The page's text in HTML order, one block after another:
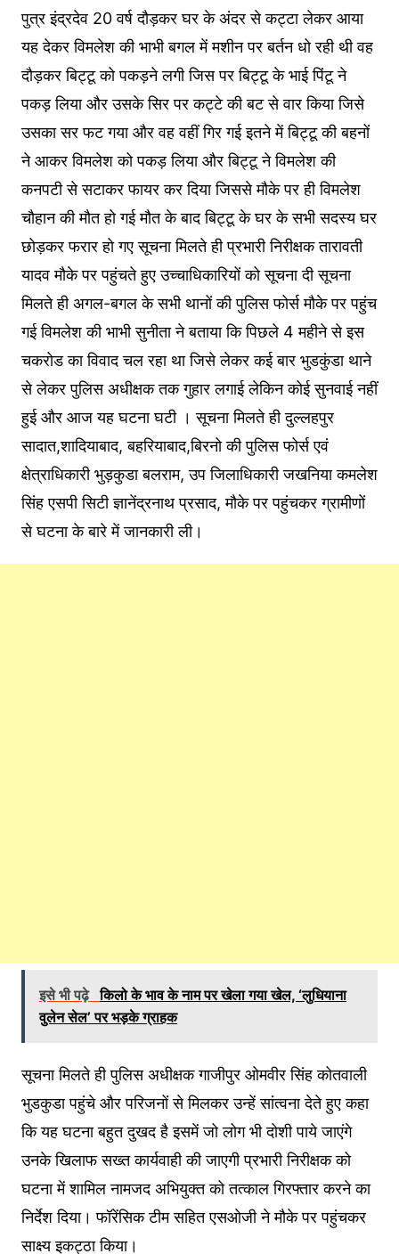
पुत्र इंद्रदेव 20 वर्ष दौड़कर घर के अंदर से कट्टा लेकर आया
यह देकर विमलेश की भाभी बगल में मशीन पर बर्तन धो रही थी वह
दौड़कर बिट्टू को पकड़ने लगी जिस पर बिट्टू के भाई पिंटू ने
पकड़ लिया और उसके सिर पर कट्टे की बट से वार किया जिसे
उसका सर फट गया और वह वहीं गिर गई इतने में बिट्टू की बहनों
ने आकर विमलेश को पकड़ लिया और बिट्टू ने विमलेश की
कनपटी से सटाकर फायर कर दिया जिससे मौके पर ही विमलेश
चौहान की मौत हो गई मौत के बाद बिट्टू के घर के सभी सदस्य घर
छोड़कर फरार हो गए सूचना मिलते ही प्रभारी निरीक्षक तारावती
यादव मौके पर पहुंचते हुए उच्चाधिकारियों को सूचना दी सूचना
मिलते ही अगल-बगल के सभी थानों की पुलिस फोर्स मौके पर पहुंच
गई विमलेश की भाभी सुनीता ने बताया कि पिछले 4 महीने से इस
चकरोड का विवाद चल रहा था जिसे लेकर कई बार भुडकुंडा थाने
से लेकर पुलिस अधीक्षक तक गुहार लगाई लेकिन कोई सुनवाई नहीं
हुई और आज यह घटना घटी । सूचना मिलते ही दुल्लहपुर
सादात,शादियाबाद, बहरियाबाद,बिरनो की पुलिस फोर्स एवं
क्षेत्राधिकारी भुड़कुडा बलराम, उप जिलाधिकारी जखनिया कमलेश
सिंह एसपी सिटी ज्ञानेंद्रनाथ प्रसाद, मौके पर पहुंचकर ग्रामीणों
से घटना के बारे में जानकारी ली।
इसे भी पढ़े किलो के भाव के नाम पर खेला गया खेल, ‘लुधियाना
वुलेन सेल’ पर भड़के ग्राहक
सूचना मिलते ही पुलिस अधीक्षक गाजीपुर ओमवीर सिंह कोतवाली
भुडकुडा पहुंचे और परिजनों से मिलकर उन्हें सांत्वना देते हुए कहा
कि यह घटना बहुत दुखद है इसमें जो लोग भी दोशी पाये जाएंगे
उनके खिलाफ सख्त कार्यवाही की जाएगी प्रभारी निरीक्षक को
घटना में शामिल नामजद अभियुक्त को तत्काल गिरफ्तार करने का
निर्देश दिया। फॉरेंसिक टीम सहित एसओजी ने मौके पर पहुंचकर
साक्ष्य इकट्ठा किया।